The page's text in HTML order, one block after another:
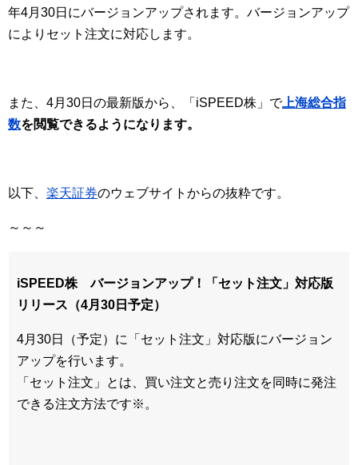
年4月30日にバージョンアップされます。バージョンアップ
によりセット注文に対応します。
また、4月30日の最新版から、「iSPEED株」で上海総合指
数を閲覧できるようになります。
以下、 楽天証券のウェブサイトからの抜粋です。
～～～
iSPEED株 バージョンアップ！「セット注文」対応版
リリース（4月30日予定）
4月30日（予定）に「セット注文」対応版にバージョン
アップを行います。
「セット注文」とは、買い注文と売り注文を同時に発注
できる注文方法です※。